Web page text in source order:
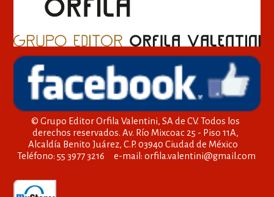
© Grupo Editor Orfila Valentini, SA de CV. Todos los
derechos reservados. Av. Río Mixcoac 25 - Piso 11A,
Alcaldía Benito Juárez, C.P. 03940 Ciudad de México
Teléfono: 55 3977 3216 e-mail: orfila.valentini@gmail.com